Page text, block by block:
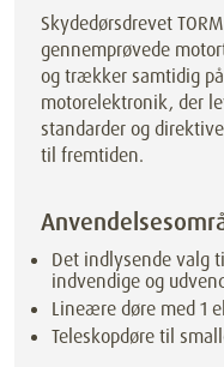
Skydedørsdrevet
gennemprøvede
og trækker samtidig
motorelektronik, der
standarder og
til fremtiden.
Det indlysende valg
indvendige og
Lineære døre med 1
Teleskopdøre til